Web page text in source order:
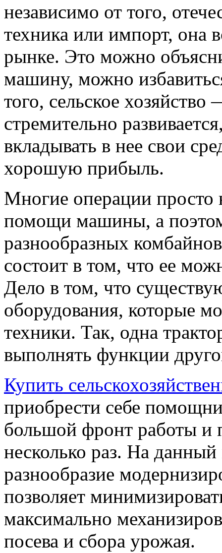
независимо от того,
техника или импорт, она
рынке. Это можно
машину, можно
того, сельское хозяйство
стремительно
вкладывать в нее свои
хорошую прибыль.
Многие операции просто
помощи машины, а
разнообразных
состоит в том, что ее
Дело в том, что
оборудования, которые
техники. Так, одна
выполнять функции
Купить
приобрести себе
большой фронт работы и
несколько раз. На
разнообразие
позволяет
максимально
посева и сбора урожая.